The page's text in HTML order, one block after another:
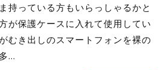
持っている方もいらっしゃるかと
が保護ケースに入れて使用してい
むき出しのスマートフォンを裸の
…